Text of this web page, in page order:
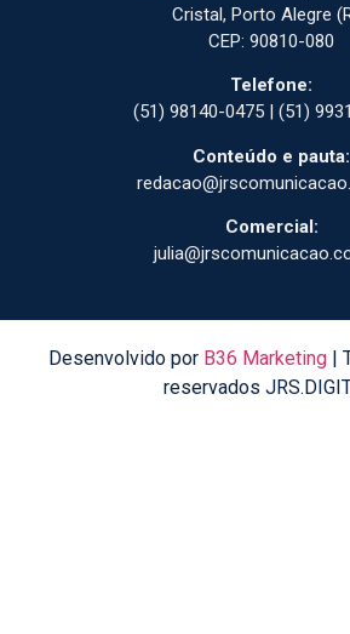
Cristal, Porto Alegre
CEP: 90810-080
Telefone:
(51) 98140-0475 | (51)
Conteúdo e pauta:
Comercial:
Desenvolvido por B36 Marketing|
reservados